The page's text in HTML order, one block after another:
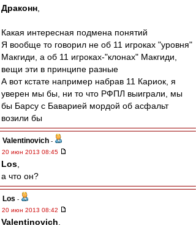
Драконн
Какая интересная подмена понятий
Я вообще то говорил не об 11 игроках "уровня"
Макгиди, а об 11 игроках-"клонах" Макгиди,
вещи эти в принципе разные
А вот кстате например набрав 11 Кариок, я
уверен мы бы, ни то что РФПЛ выиграли, мы
бы Барсу с Баварией мордой об асфальт
возили бы
Valentinovich -
20 июн 2013 08:45
Los
а что он?
Los -
20 июн 2013 08:42
Valentinovich